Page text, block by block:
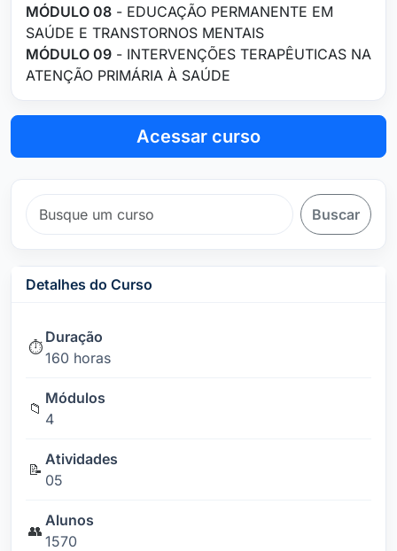
MÓDULO 08 - EDUCAÇÃO PERMANENTE EM
SAÚDE E TRANSTORNOS MENTAIS
MÓDULO 09 - INTERVENÇÕES TERAPÊUTICAS NA
ATENÇÃO PRIMÁRIA À SAÚDE
Acessar curso
Buscar
Detalhes do Curso
⏱️
Duração
160 horas
📁
Módulos
4
📝
Atividades
05
👥
Alunos
1570